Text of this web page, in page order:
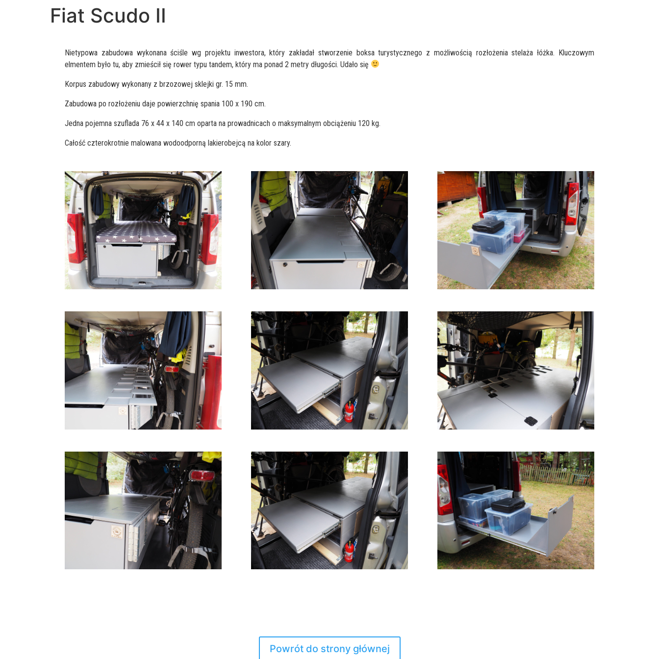
Fiat Scudo II
Nietypowa zabudowa wykonana ściśle wg projektu inwestora, który zakładał stworzenie boksa turystycznego z możliwością rozłożenia stelaża łóżka. Kluczowym
elmentem było tu, aby zmieścił się rower typu tandem, który ma ponad 2 metry długości. Udało się
Korpus zabudowy wykonany z brzozowej sklejki gr. 15 mm.
Zabudowa po rozłożeniu daje powierzchnię spania 100 x 190 cm.
Jedna pojemna szuflada 76 x 44 x 140 cm oparta na prowadnicach o maksymalnym obciążeniu 120 kg.
Całość czterokrotnie malowana wodoodporną lakierobejcą na kolor szary.
Powrót do strony głównej